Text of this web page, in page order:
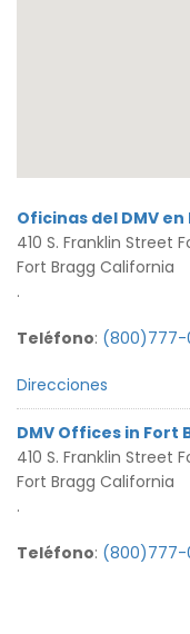
Oficinas del DMV
410 S. Franklin Street
Fort Bragg California
.
Teléfono: (800)777-
Direcciones
DMV Offices in Fort
410 S. Franklin Street
Fort Bragg California
.
Teléfono: (800)777-